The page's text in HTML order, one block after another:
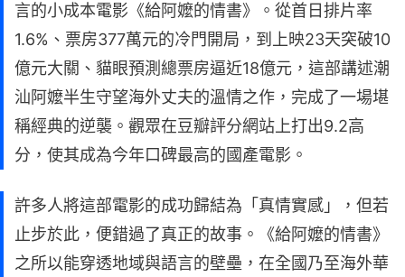
言的小成本電影《給阿嬤的情書》。從首日排片率
1.6%、票房377萬元的冷門開局，到上映23天突破10
億元大關、貓眼預測總票房逼近18億元，這部講述潮
汕阿嬤半生守望海外丈夫的溫情之作，完成了一場堪
稱經典的逆襲。觀眾在豆瓣評分網站上打出9.2高
分，使其成為今年口碑最高的國產電影。
許多人將這部電影的成功歸結為「真情實感」，但若
止步於此，便錯過了真正的故事。《給阿嬤的情書》
之所以能穿透地域與語言的壁壘，在全國乃至海外華